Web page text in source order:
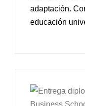
adaptación.
educación